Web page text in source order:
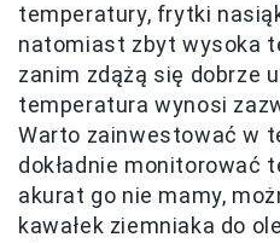
temperatury, frytki
natomiast zbyt wysoka
zanim zdążą się dobrze
temperatura wynosi
Warto zainwestować w
dokładnie monitorować
akurat go nie mamy,
kawałek ziemniaka do